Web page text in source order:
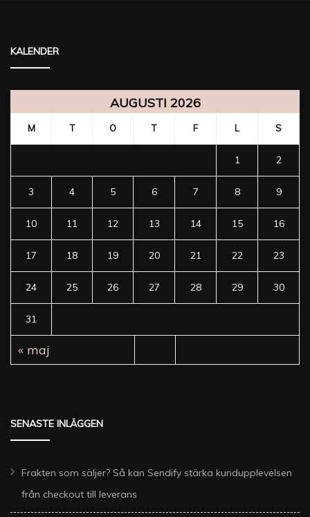
KALENDER
AUGUSTI 2026
M T O T F L S
1 2
3 4 5 6 7 8 9
10 11 12 13 14 15 16
17 18 19 20 21 22 23
24 25 26 27 28 29 30
31
« maj
SENASTE INLÄGGEN
Frakten som säljer? Så kan Sendify stärka kundupplevelsen
från checkout till leverans